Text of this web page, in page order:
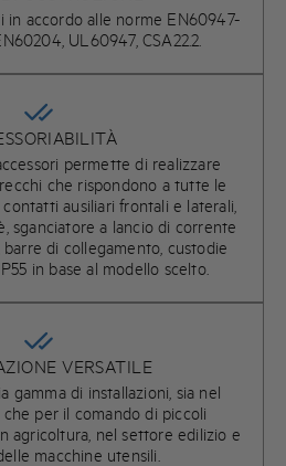
accordo alle norme EN60947-
UL60947, CSA22.2.
permette di realizzare
che rispondono a tutte le
ausiliari frontali e laterali,
sganciatore a lancio di corrente
di collegamento, custodie
in base al modello scelto.
VERSATILE
gamma di installazioni, sia nel
per il comando di piccoli
agricoltura, nel settore edilizio e
macchine utensili.